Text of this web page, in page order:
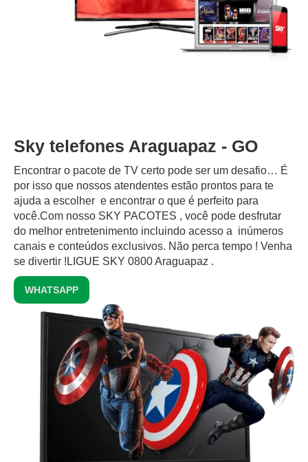
Sky telefones Araguapaz - GO
Encontrar o pacote de TV certo pode ser um desafio… É
por isso que nossos atendentes estão prontos para te
ajuda a escolher e encontrar o que é perfeito para
você.Com nosso SKY PACOTES , você pode desfrutar
do melhor entretenimento incluindo acesso a inúmeros
canais e conteúdos exclusivos.‍ Não perca tempo ! Venha
se divertir !LIGUE SKY 0800 Araguapaz .
WHATSAPP